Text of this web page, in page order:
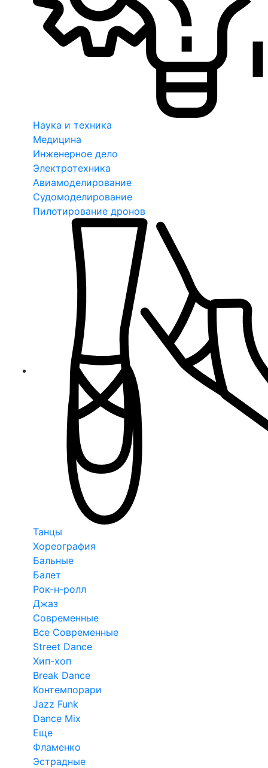
Наука и техника
Медицина
Инженерное дело
Электротехника
Авиамоделирование
Судомоделирование
Пилотирование дронов
Танцы
Хореография
Бальные
Балет
Рок-н-ролл
Джаз
Современные
Все Современные
Street Dance
Хип-хоп
Break Dance
Контемпорари
Jazz Funk
Dance Mix
Еще
Фламенко
Эстрадные